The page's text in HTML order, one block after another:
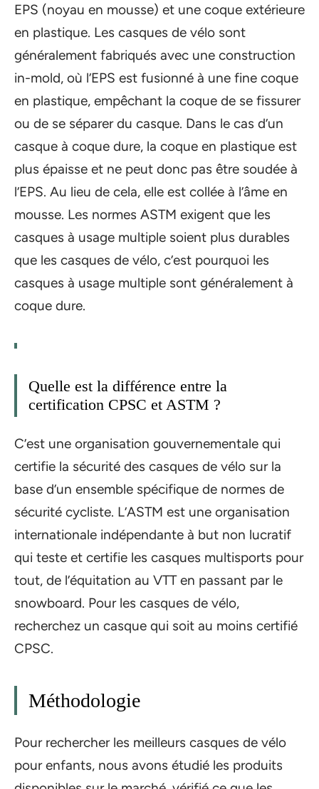
EPS (noyau en mousse) et une coque extérieure
en plastique. Les casques de vélo sont
généralement fabriqués avec une construction
in-mold, où l’EPS est fusionné à une fine coque
en plastique, empêchant la coque de se fissurer
ou de se séparer du casque. Dans le cas d’un
casque à coque dure, la coque en plastique est
plus épaisse et ne peut donc pas être soudée à
l’EPS. Au lieu de cela, elle est collée à l’âme en
mousse. Les normes ASTM exigent que les
casques à usage multiple soient plus durables
que les casques de vélo, c’est pourquoi les
casques à usage multiple sont généralement à
coque dure.
Quelle est la différence entre la
certification CPSC et ASTM ?
C’est une organisation gouvernementale qui
certifie la sécurité des casques de vélo sur la
base d’un ensemble spécifique de normes de
sécurité cycliste. L’ASTM est une organisation
internationale indépendante à but non lucratif
qui teste et certifie les casques multisports pour
tout, de l’équitation au VTT en passant par le
snowboard. Pour les casques de vélo,
recherchez un casque qui soit au moins certifié
CPSC.
Méthodologie
Pour rechercher les meilleurs casques de vélo
pour enfants, nous avons étudié les produits